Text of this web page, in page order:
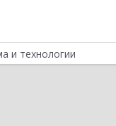
и технологии